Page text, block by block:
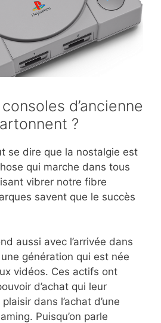
d’ancienne
?
se dire que la nostalgie est
qui marche dans tous
vibrer notre fibre
savent que le succès
aussi avec l’arrivée dans
génération qui est née
vidéos. Ces actifs ont
d’achat qui leur
dans l’achat d’une
Puisqu’on parle